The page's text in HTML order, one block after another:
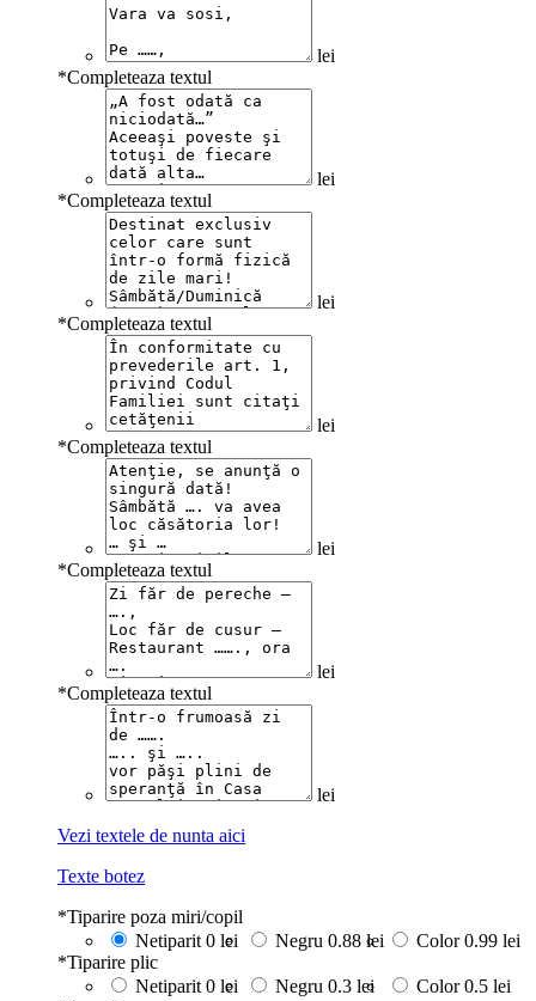
lei
*Completeaza textul
lei
*Completeaza textul
lei
*Completeaza textul
lei
*Completeaza textul
lei
*Completeaza textul
lei
*Completeaza textul
lei
Vezi textele de nunta aici
Texte botez
*Tiparire poza miri/copil
Netiparit 0 lei Negru 0.88 lei Color 0.99 lei
*Tiparire plic
Netiparit 0 lei Negru 0.3 lei Color 0.5 lei